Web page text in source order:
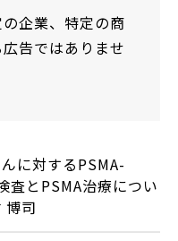
企業、特定の商
告ではありませ
に対するPSMA-
査とPSMA治療につい
司